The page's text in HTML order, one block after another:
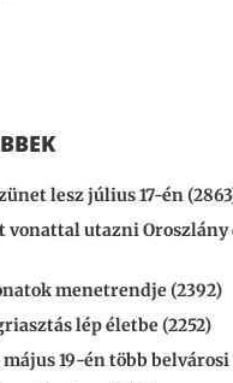
lesz július 17-én
vonattal utazni Oroszlány
menetrendje (2392)
lép életbe (2252)
19-én több belvárosi